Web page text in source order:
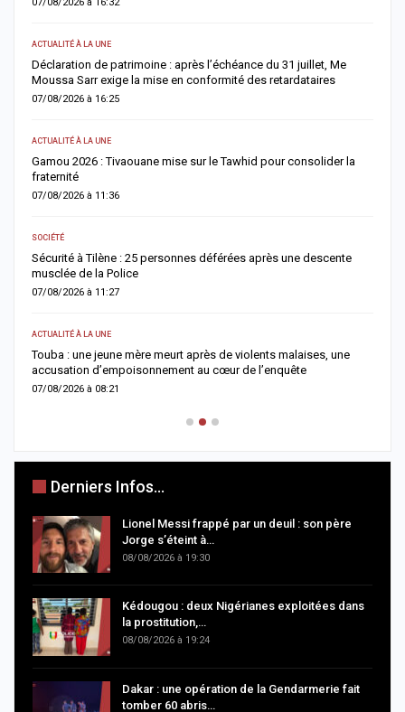
ACTUALITÉ À LA UNE
Déclaration de patrimoine : après l’échéance du 31 juillet, Me
Moussa Sarr exige la mise en conformité des retardataires
07/08/2026 à 16:25
ACTUALITÉ À LA UNE
Gamou 2026 : Tivaouane mise sur le Tawhid pour consolider la
fraternité
07/08/2026 à 11:36
SOCIÉTÉ
Sécurité à Tilène : 25 personnes déférées après une descente
musclée de la Police
07/08/2026 à 11:27
ACTUALITÉ À LA UNE
Touba : une jeune mère meurt après de violents malaises, une
accusation d’empoisonnement au cœur de l’enquête
07/08/2026 à 08:21
Derniers Infos...
Lionel Messi frappé par un deuil : son père
Jorge s’éteint à…
08/08/2026 à 19:30
Kédougou : deux Nigérianes exploitées dans
la prostitution,…
08/08/2026 à 19:24
Dakar : une opération de la Gendarmerie fait
tomber 60 abris…